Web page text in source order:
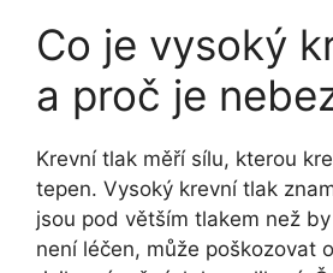
Co je vysoký
a proč je
Krevní tlak měří sílu, kterou
tepen. Vysoký krevní tlak
jsou pod větším tlakem než
není léčen, může poškozovat